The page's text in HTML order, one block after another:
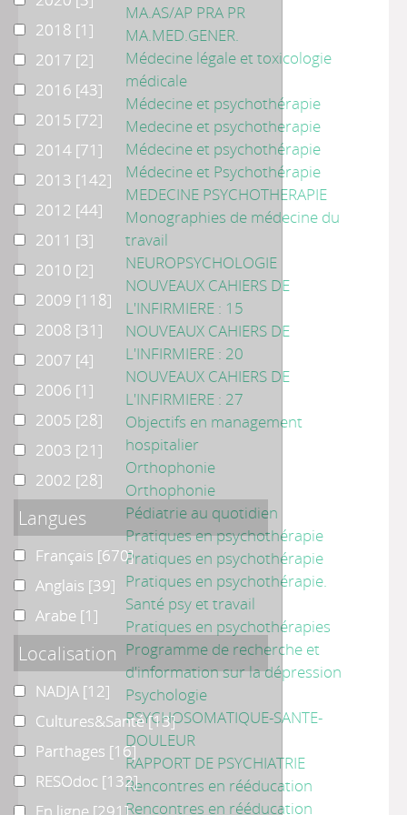
MA.AS/AP PRA PR
MA.MED.GENER.
Médecine légale et toxicologie
médicale
Médecine et psychothérapie
Medecine et psychotherapie
Médecine et psychothérapie
Médecine et Psychothérapie
MEDECINE PSYCHOTHERAPIE
Monographies de médecine du
travail
NEUROPSYCHOLOGIE
NOUVEAUX CAHIERS DE
L'INFIRMIERE : 15
NOUVEAUX CAHIERS DE
L'INFIRMIERE : 20
NOUVEAUX CAHIERS DE
L'INFIRMIERE : 27
Objectifs en management
hospitalier
Orthophonie
Orthophonie
Pédiatrie au quotidien
Pratiques en psychothérapie
Pratiques en psychothérapie
Pratiques en psychothérapie.
Santé psy et travail
Pratiques en psychothérapies
Programme de recherche et
d'information sur la dépression
Psychologie
PSYCHOSOMATIQUE-SANTE-
DOULEUR
RAPPORT DE PSYCHIATRIE
Rencontres en rééducation
Rencontres en rééducation
20182018 [1]
20172017 [2]
20162016 [43]
20152015 [72]
20142014 [71]
20132013 [142]
20122012 [44]
20112011 [3]
20102010 [2]
20092009 [118]
20082008 [31]
20072007 [4]
20062006 [1]
20052005 [28]
20032003 [21]
20022002 [28]
Langues
Français
Français [670]
Anglais
Anglais [39]
ArabeArabe [1]
Localisation
NADJANADJA [12]
Cultures&Santé
Cultures&Santé[13]
Parthages
Parthages [16]
RESOdoc
RESOdoc [132]